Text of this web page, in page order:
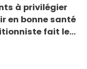
à privilégier
en bonne santé
fait le